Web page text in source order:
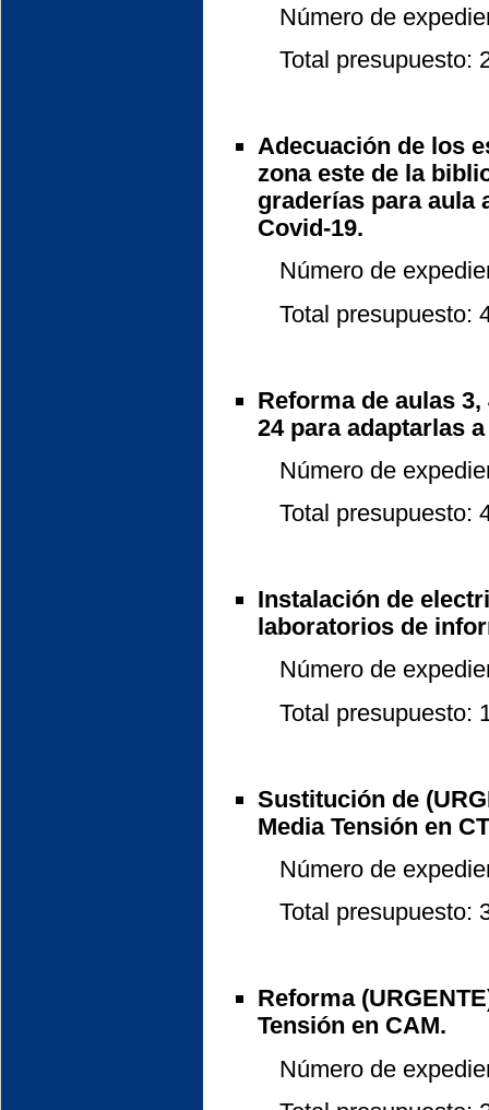
Número de
Total presupuesto:
Adecuación de los
zona este de la
graderías para aula
Covid-19.
Número de
Total presupuesto:
Reforma de aulas
24 para adaptarlas
Número de
Total presupuesto:
Instalación de
laboratorios de
Número de
Total presupuesto:
Sustitución de
Media Tensión en
Número de
Total presupuesto:
Reforma
Tensión en CAM.
Número de